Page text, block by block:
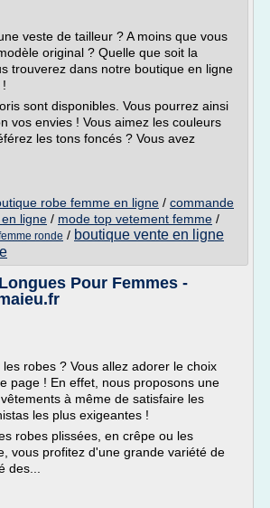
veste de tailleur ? A moins que vous
original ? Quelle que soit la
trouverez dans notre boutique en ligne
sont disponibles. Vous pourrez ainsi
vos envies ! Vous aimez les couleurs
les tons foncés ? Vous avez
robe femme en ligne / commande
ligne / mode top vetement femme /
ronde / boutique vente en ligne
Pour Femmes -
robes ? Vous allez adorer le choix
page ! En effet, nous proposons une
à même de satisfaire les
les plus exigeantes !
robes plissées, en crêpe ou les
vous profitez d'une grande variété de
des...